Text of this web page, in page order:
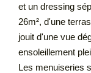
et un dressing
26m², d'une
jouit d'une vue
ensoleillement
Les menuiseries